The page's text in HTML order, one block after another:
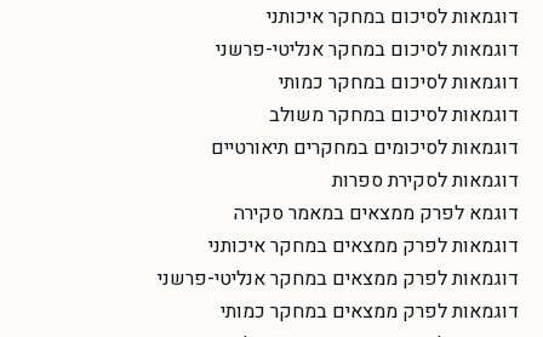
דוגמאות לסיכום במחקר איכותני
דוגמאות לסיכום במחקר אנליטי-פרשני
דוגמאות לסיכום במחקר כמותי
דוגמאות לסיכום במחקר משולב
דוגמאות לסיכומים במחקרים תיאורטיים
דוגמאות לסקירת ספרות
דוגמא לפרק ממצאים במאמר סקירה
דוגמאות לפרק ממצאים במחקר איכותני
דוגמאות לפרק ממצאים במחקר אנליטי-פרשני
דוגמאות לפרק ממצאים במחקר כמותי